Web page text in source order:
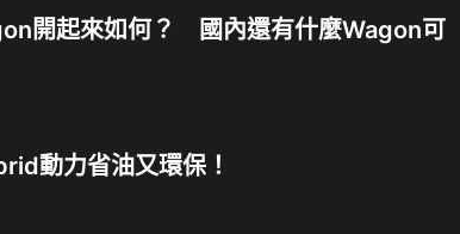
開起來如何？ 國內還有什麼Wagon可
動力省油又環保！